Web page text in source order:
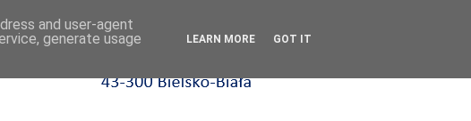
and user-agent
generate usage
LEARN MORE GOT IT